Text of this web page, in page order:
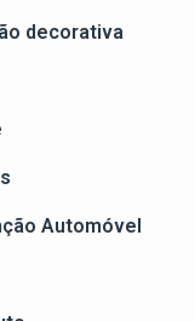
decorativa
Automóvel